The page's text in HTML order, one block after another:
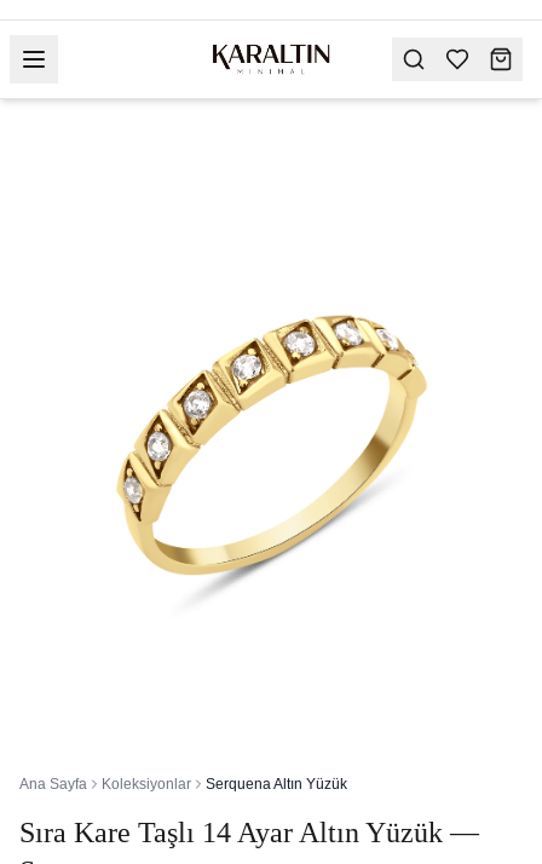
Ana Sayfa Koleksiyonlar Serquena Altın Yüzük
Sıra Kare Taşlı 14 Ayar Altın Yüzük —